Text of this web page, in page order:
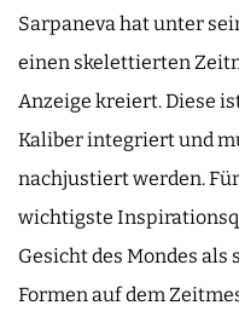
Sarpaneva hat unter
einen skelettierten
Anzeige kreiert. Diese
Kaliber integriert und
nachjustiert werden.
wichtigste
Gesicht des Mondes
Formen auf dem